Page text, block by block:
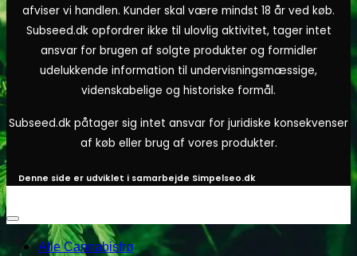
afviser vi handlen. Kunder skal være mindst 18 år ved køb.
Subseed.dk opfordrer ikke til ulovlig aktivitet, tager intet
ansvar for brugen af solgte produkter og formidler
udelukkende information til undervisningsmæssige,
videnskabelige og historiske formål.
Subseed.dk påtager sig intet ansvar for juridiske konsekvenser
af køb eller brug af vores produkter.
Denne side er udviklet i samarbejde Simpelseo.dk
Alle Cannabisfrø